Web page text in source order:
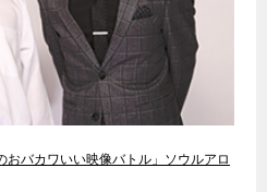
バカワいい映像バトル」ソウルアロ